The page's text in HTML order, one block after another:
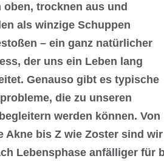
oben, trocknen aus und
als winzige Schuppen
– ein ganz natürlicher
der uns ein Leben lang
Genauso gibt es typische
die zu unseren
werden können. Von
Akne bis Z wie Zoster sind wir
Lebensphase anfälliger für